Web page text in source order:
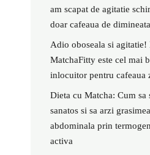
am scapat de agitatie
doar cafeaua de dimineata
Adio oboseala si agitatie!
MatchaFitty este cel mai
inlocuitor pentru cafeaua
Dieta cu Matcha: Cum sa
sanatos si sa arzi grasimea
abdominala prin
activa